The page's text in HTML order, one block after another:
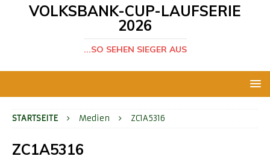
VOLKSBANK-CUP-LAUFSERIE
2026
...SO SEHEN SIEGER AUS
STARTSEITE Medien ZC1A5316
ZC1A5316